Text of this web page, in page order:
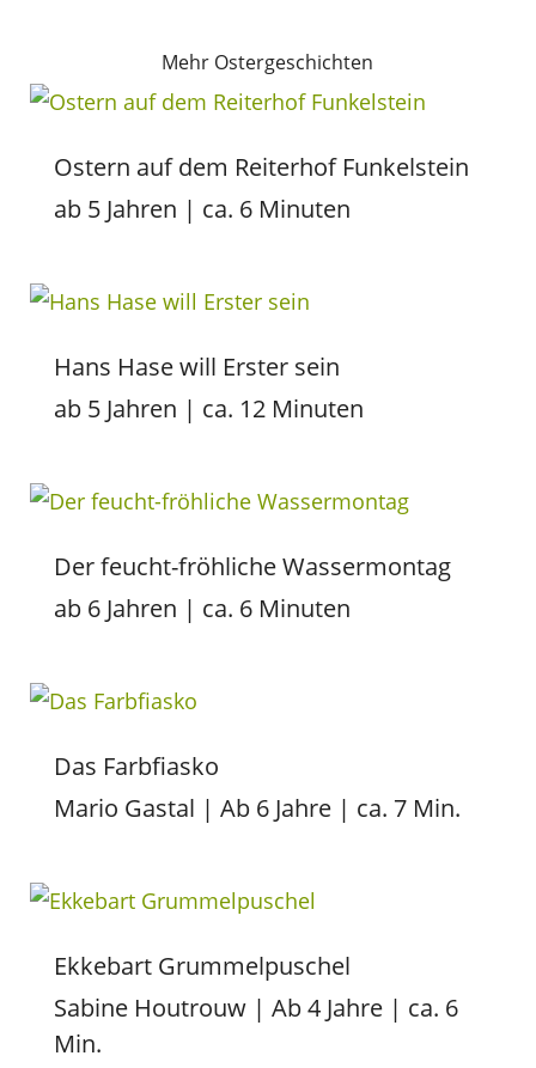
Mehr Ostergeschichten
Ostern auf dem Reiterhof Funkelstein
ab 5 Jahren | ca. 6 Minuten
Hans Hase will Erster sein
ab 5 Jahren | ca. 12 Minuten
Der feucht-fröhliche Wassermontag
ab 6 Jahren | ca. 6 Minuten
Das Farbfiasko
Mario Gastal | Ab 6 Jahre | ca. 7 Min.
Ekkebart Grummelpuschel
Sabine Houtrouw | Ab 4 Jahre | ca. 6
Min.